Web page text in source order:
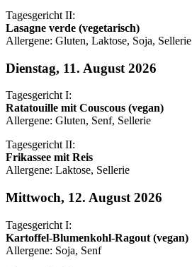
Tagesgericht II:
Lasagne verde (vegetarisch)
Allergene: Gluten, Laktose, Soja, Sellerie
Dienstag, 11. August 2026
Tagesgericht I:
Ratatouille mit Couscous (vegan)
Allergene: Gluten, Senf, Sellerie
Tagesgericht II:
Frikassee mit Reis
Allergene: Laktose, Sellerie
Mittwoch, 12. August 2026
Tagesgericht I:
Kartoffel-Blumenkohl-Ragout (vegan)
Allergene: Soja, Senf